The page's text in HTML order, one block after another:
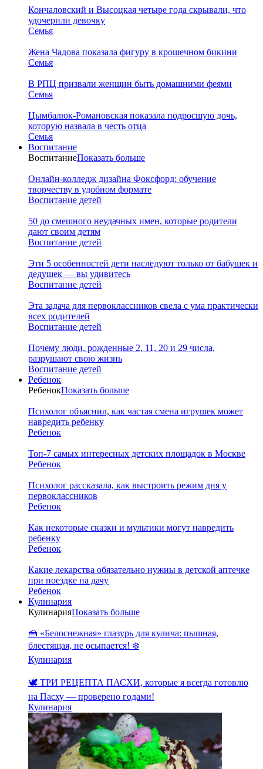
Кончаловский и Высоцкая четыре года скрывали, что
удочерили девочку
Семья
Жена Чадова показала фигуру в крошечном бикини
Семья
В РПЦ призвали женщин быть домашними феями
Семья
Цымбалюк-Романовская показала подросшую дочь,
которую назвала в честь отца
Семья
Воспитание
ВоспитаниеПоказать больше
Онлайн-колледж дизайна Фоксфорд: обучение
творчеству в удобном формате
Воспитание детей
50 до смешного неудачных имен, которые родители
дают своим детям
Воспитание детей
Эти 5 особенностей дети наследуют только от бабушек и
дедушек — вы удивитесь
Воспитание детей
Эта задача для первоклассников свела с ума практически
всех родителей
Воспитание детей
Почему люди, рожденные 2, 11, 20 и 29 числа,
разрушают свою жизнь
Воспитание детей
Ребенок
РебенокПоказать больше
Психолог объяснил, как частая смена игрушек может
навредить ребенку
Ребенок
Топ-7 самых интересных детских площадок в Москве
Ребенок
Психолог рассказала, как выстроить режим дня у
первоклассников
Ребенок
Как некоторые сказки и мультики могут навредить
ребенку
Ребенок
Какие лекарства обязательно нужны в детской аптечке
при поездке на дачу
Ребенок
Кулинария
КулинарияПоказать больше
🍰 «Белоснежная» глазурь для кулича: пышная,
блестящая, не осыпается! ❄️
Кулинария
🕊️ ТРИ РЕЦЕПТА ПАСХИ, которые я всегда готовлю
на Пасху — проверено годами!
Кулинария